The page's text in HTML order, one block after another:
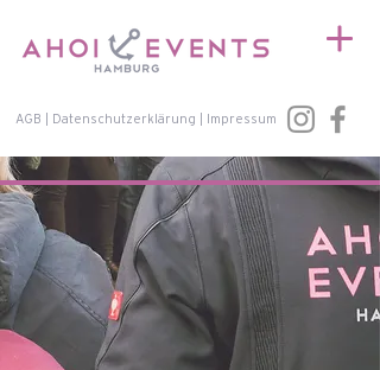
AGB Datenschutzerklärung Impressum